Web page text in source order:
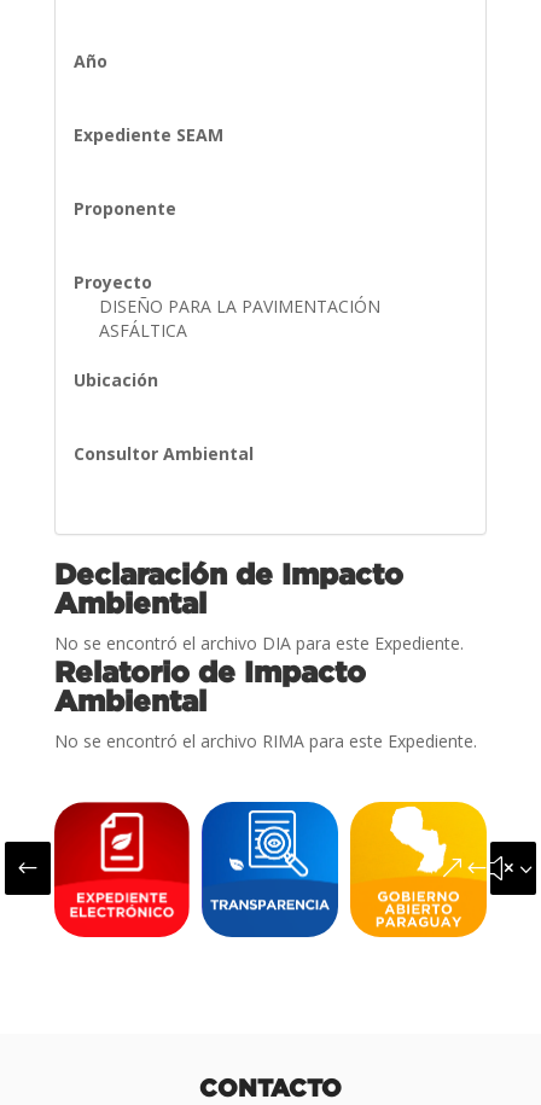
Año
Expediente SEAM
Proponente
Proyecto
DISEÑO PARA LA PAVIMENTACIÓN
ASFÁLTICA
Ubicación
Consultor Ambiental
Declaración de Impacto
Ambiental
No se encontró el archivo DIA para este Expediente.
Relatorio de Impacto
Ambiental
No se encontró el archivo RIMA para este Expediente.
#
CONTACTO